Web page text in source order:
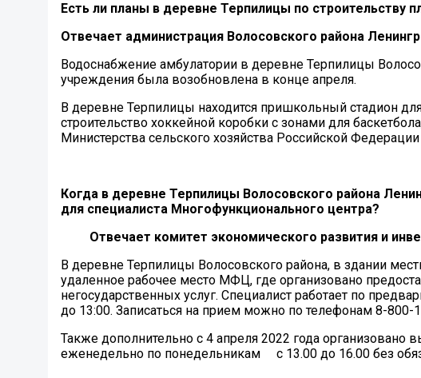
Есть ли планы в деревне Терпилицы по
Отвечает администрация Волосовского района
Водоснабжение амбулатории в деревне Терпилицы
учреждения была возобновлена в конце апреля.
В деревне Терпилицы находится пришкольный стадион
строительство хоккейной коробки с зонами для
Министерства сельского хозяйства Российской
Когда в деревне Терпилицы Волосовского района
для специалиста Многофункционального центра?
Отвечает комитет экономического развития и
В деревне Терпилицы Волосовского района, в здании
удаленное рабочее место МФЦ, где организовано
негосударственных услуг. Специалист работает по
до 13:00. Записаться на прием можно по телефонам 8-800-
Также дополнительно с 4 апреля 2022 года
еженедельно по понедельникам с 13.00 до 16.00 без